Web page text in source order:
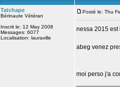
Tatchape
Bérinaute Vétéran
Inscrit le: 12 May 2008
Messages: 6077
Localisation: lauraville
Posté le: Thu
nessa 2015 est
abeg venez
moi perso j'a